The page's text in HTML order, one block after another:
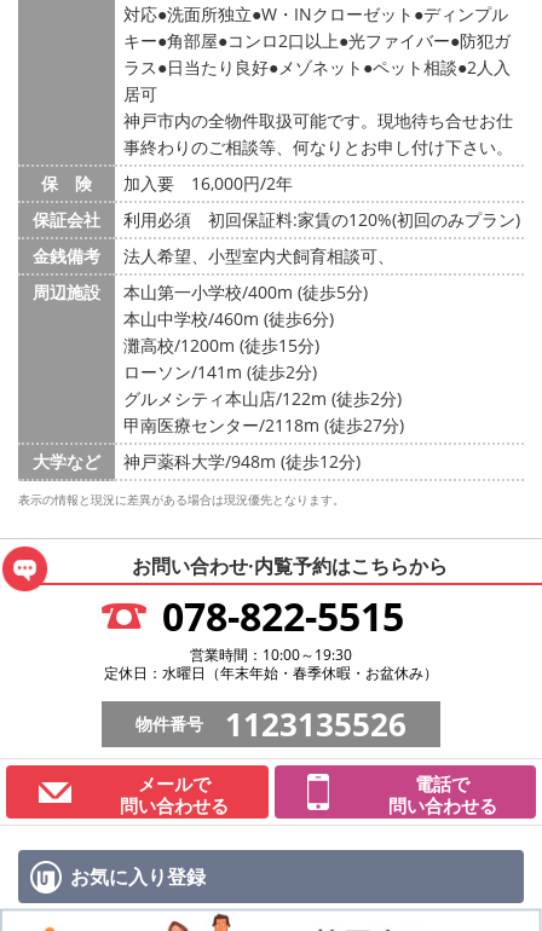
対応 洗面所独立 W・INクローゼット ディンプル
キー 角部屋 コンロ2口以上 光ファイバー 防犯ガ
ラス
日当たり良好 メゾネット ペット相談 2人入
居可
神戸市内の全物件取扱可能です。現地待ち合せお仕
事終わりのご相談等、何なりとお申し付け下さい。
保 険
加入要 16,000円/2年
保証会社
利用必須 初回保証料:家賃の120%(初回のみプラン)
金銭備考
法人希望、小型室内犬飼育相談可、
周辺施設
本山第一小学校/400m (徒歩5分)
本山中学校/460m (徒歩6分)
灘高校/1200m (徒歩15分)
ローソン/141m (徒歩2分)
グルメシティ本山店/122m (徒歩2分)
甲南医療センター/2118m (徒歩27分)
大学など
神戸薬科大学/948m (徒歩12分)
表示の情報と現況に差異がある場合は現況優先となります。
お問い合わせ·内覧予約はこちらから
078-822-5515
営業時間：10:00～19:30
定休日：水曜日（年末年始・春季休暇・お盆休み）
物件番号 1123135526
メールで
問い合わせる
電話で
問い合わせる
お気に入り登録